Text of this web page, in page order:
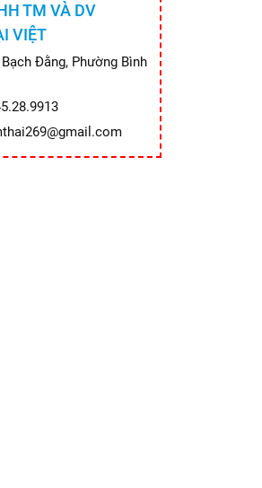
TM VÀ DV
VIỆT
Đằng, Phường Bình